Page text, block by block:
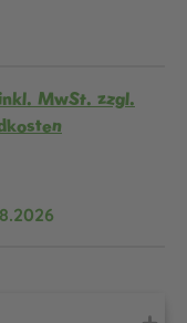
MwSt. zzgl.